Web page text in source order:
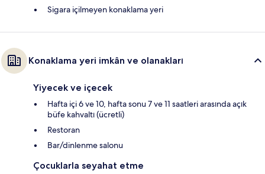
Sigara içilmeyen konaklama yeri
Konaklama yeri imkân ve olanakları
Yiyecek ve içecek
Hafta içi 6 ve 10, hafta sonu 7 ve 11 saatleri arasında açık
büfe kahvaltı (ücretli)
Restoran
Bar/dinlenme salonu
Çocuklarla seyahat etme